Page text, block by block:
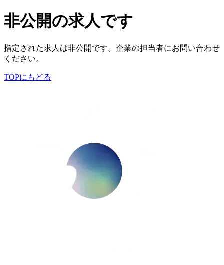
非公開の求人です
指定された求人は非公開です。企業の担当者にお問い合わせ
ください。
TOPにもどる